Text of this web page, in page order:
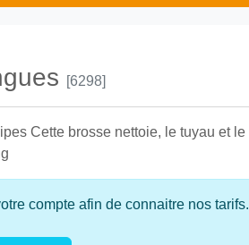
[6298]
Cette brosse nettoie, le tuyau et le
compte afin de connaitre nos tarifs.